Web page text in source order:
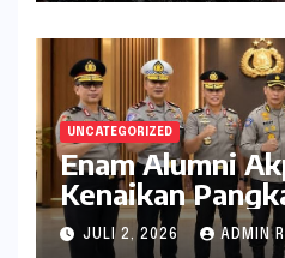
UNCATEGORIZED
Enam Alumni
Kenaikan
Penghargaan
JULI 2, 2026 ADMIN